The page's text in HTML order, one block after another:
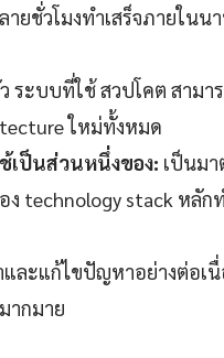
ายชั่วโมงทำเสร็จภายในน
ระบบที่ใช้ สวปโคต สามา
ใหม่ทั้งหมด
เป็นส่วนหนึ่งของ: เป็นม
ง technology stack หลั
ะแก้ไขปัญหาอย่างต่อเนื่
ากมาย